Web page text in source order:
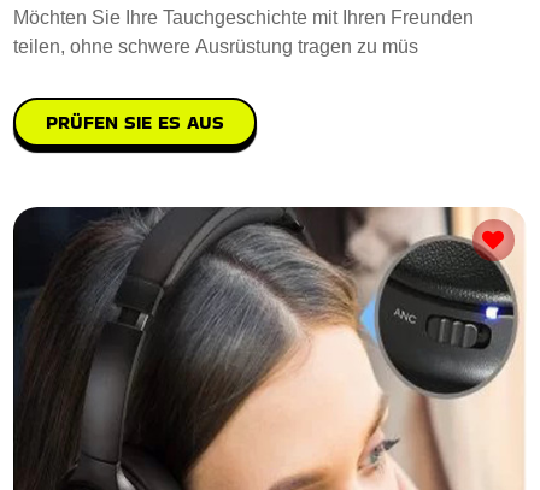
Möchten Sie Ihre Tauchgeschichte mit Ihren Freunden
teilen, ohne schwere Ausrüstung tragen zu müs
PRÜFEN SIE ES AUS